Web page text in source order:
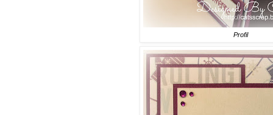
Profil